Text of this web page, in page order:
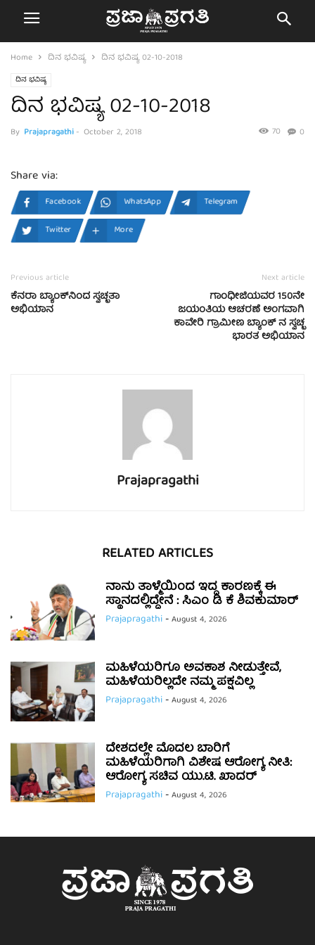
Home ದಿನ ಭವಿಷ್ಯ ದಿನ ಭವಿಷ್ಯ 02-10-2018
ದಿನ ಭವಿಷ್ಯ
ದಿನ ಭವಿಷ್ಯ 02-10-2018
By Prajapragathi- October 2, 2018 0
70
Share via:
Facebook WhatsApp
Telegram
Twitter
More
Previous article
ಕೆನರಾ ಬ್ಯಾಂಕ್‍ನಿಂದ ಸ್ವಚ್ಛತಾ
ಅಭಿಯಾನ
Next article
ಗಾಂಧೀಜಿಯವರ 150ನೇ
ಜಯಂತಿಯ ಆಚರಣೆ ಅಂಗವಾಗಿ
ಕಾವೇರಿ ಗ್ರಾಮೀಣ ಬ್ಯಾಂಕ್ ನ ಸ್ವಚ್ಛ
ಭಾರತ ಅಭಿಯಾನ
Prajapragathi
RELATED ARTICLES
ನಾನು ತಾಳ್ಮೆಯಿಂದ ಇದ್ದ ಕಾರಣಕ್ಕೆ ಈ
ಸ್ಥಾನದಲ್ಲಿದ್ದೇನೆ : ಸಿಎಂ ಡಿ ಕೆ ಶಿವಕುಮಾರ್
Prajapragathi-August 4, 2026
ಮಹಿಳೆಯರಿಗೂ ಅವಕಾಶ ನೀಡುತ್ತೇವೆ,
ಮಹಿಳೆಯರಿಲ್ಲದೇ ನಮ್ಮ ಪಕ್ಷವಿಲ್ಲ
Prajapragathi-August 4, 2026
ದೇಶದಲ್ಲೇ ಮೊದಲ ಬಾರಿಗೆ
ಮಹಿಳೆಯರಿಗಾಗಿ ವಿಶೇಷ ಆರೋಗ್ಯ ನೀತಿ:
ಆರೋಗ್ಯ ಸಚಿವ ಯು.ಟಿ. ಖಾದರ್
Prajapragathi-August 4, 2026